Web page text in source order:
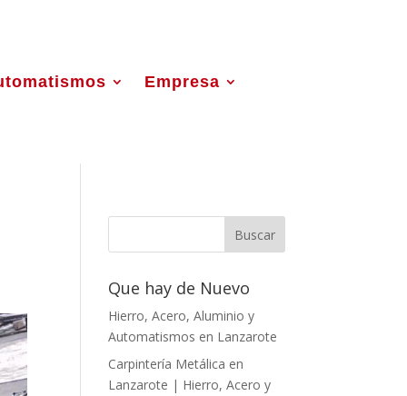
Empresa
Que hay de Nuevo
Hierro, Acero, Aluminio y
Automatismos en Lanzarote
Carpintería Metálica en
Lanzarote | Hierro, Acero y